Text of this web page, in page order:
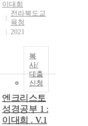
이대희
전라북도교
육청
2021
복
사/
대출
신청
엔크리스토
성경공부 1 :
이대희 . V.1